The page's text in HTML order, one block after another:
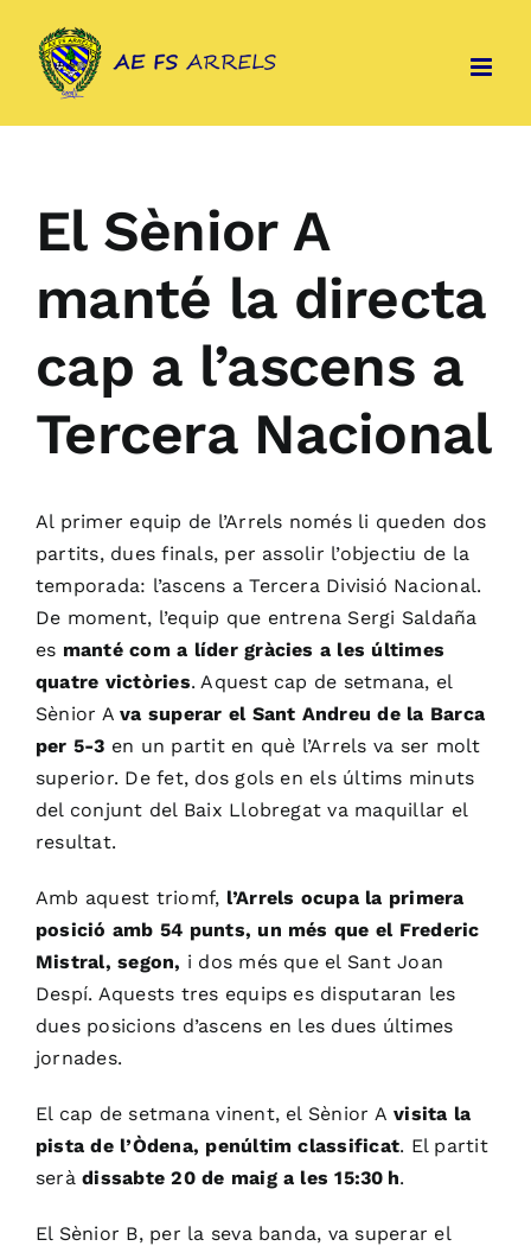
content
El Sènior A
manté la directa
cap a l’ascens a
Tercera Nacional
Al primer equip de l’Arrels només li queden dos
partits, dues finals, per assolir l’objectiu de la
temporada: l’ascens a Tercera Divisió Nacional.
De moment, l’equip que entrena Sergi Saldaña
es manté com a líder gràcies a les últimes
quatre victòries. Aquest cap de setmana, el
Sènior Ava superar el Sant Andreu de la Barca
per 5-3 en un partit en què l’Arrels va ser molt
superior. De fet, dos gols en els últims minuts
del conjunt del Baix Llobregat va maquillar el
resultat.
Amb aquest triomf, l’Arrels ocupa la primera
posició amb 54 punts, un més que el Frederic
Mistral, segon, i dos més que el Sant Joan
Despí. Aquests tres equips es disputaran les
dues posicions d’ascens en les dues últimes
jornades.
El cap de setmana vinent, el Sènior A visita la
pista de l’Òdena, penúltim classificat. El partit
seràdissabte 20 de maig a les 15:30 h.
El Sènior B, per la seva banda, va superar el